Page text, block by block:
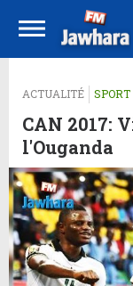
ACTUALITÉ SPORT
CAN 2017:
l'Ouganda